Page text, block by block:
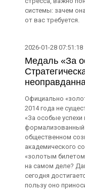
системы: зачем
от вас требуется.
2026-01-28 07:51:18
Медаль «За
Официально
2014 года не
«За особые успехи
формализованный
общественном
академического
«золотым
на самом деле?
сегодня
пользу оно